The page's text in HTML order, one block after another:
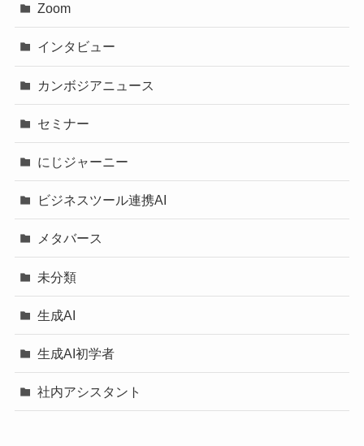
Zoom
インタビュー
カンボジアニュース
セミナー
にじジャーニー
ビジネスツール連携AI
メタバース
未分類
生成AI
生成AI初学者
社内アシスタント